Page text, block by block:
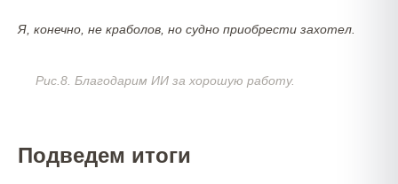
Я, конечно, не краболов, но судно приобрести захотел.
Рис.8. Благодарим ИИ за хорошую работу.
Подведем итоги